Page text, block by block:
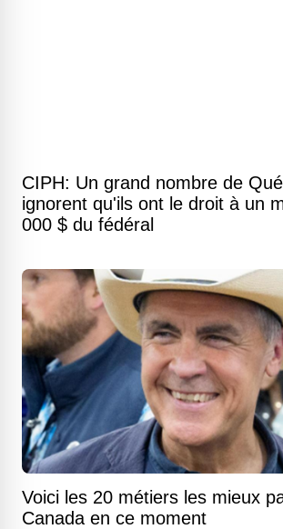
CIPH: Un grand nombre de
ignorent qu'ils ont le droit à un
000 $ du fédéral
Voici les 20 métiers les mieux
Canada en ce moment